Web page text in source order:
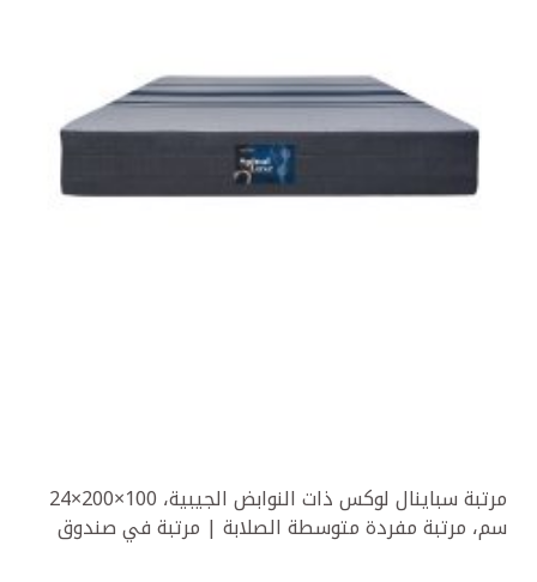
مرتبة سباينال لوكس ذات النوابض الجيبية، 100×200×24
سم، مرتبة مفردة متوسطة الصلابة | مرتبة في صندوق